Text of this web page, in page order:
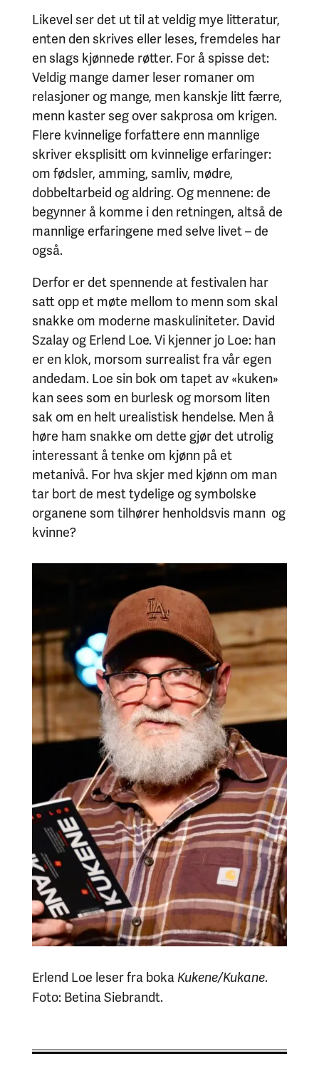
Likevel ser det ut til at veldig mye litteratur,
enten den skrives eller leses, fremdeles har
en slags kjønnede røtter. For å spisse det:
Veldig mange damer leser romaner om
relasjoner og mange, men kanskje litt færre,
menn kaster seg over sakprosa om krigen.
Flere kvinnelige forfattere enn mannlige
skriver eksplisitt om kvinnelige erfaringer:
om fødsler, amming, samliv, mødre,
dobbeltarbeid og aldring. Og mennene: de
begynner å komme i den retningen, altså de
mannlige erfaringene med selve livet – de
også.
Derfor er det spennende at festivalen har
satt opp et møte mellom to menn som skal
snakke om moderne maskuliniteter. David
Szalay og Erlend Loe. Vi kjenner jo Loe: han
er en klok, morsom surrealist fra vår egen
andedam. Loe sin bok om tapet av «kuken»
kan sees som en burlesk og morsom liten
sak om en helt urealistisk hendelse. Men å
høre ham snakke om dette gjør det utrolig
interessant å tenke om kjønn på et
metanivå. For hva skjer med kjønn om man
tar bort de mest tydelige og symbolske
organene som tilhører henholdsvis mann og
kvinne?
Erlend Loe leser fra boka Kukene/Kukane.
Foto: Betina Siebrandt.